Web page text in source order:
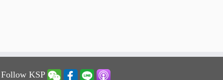
Follow KSP